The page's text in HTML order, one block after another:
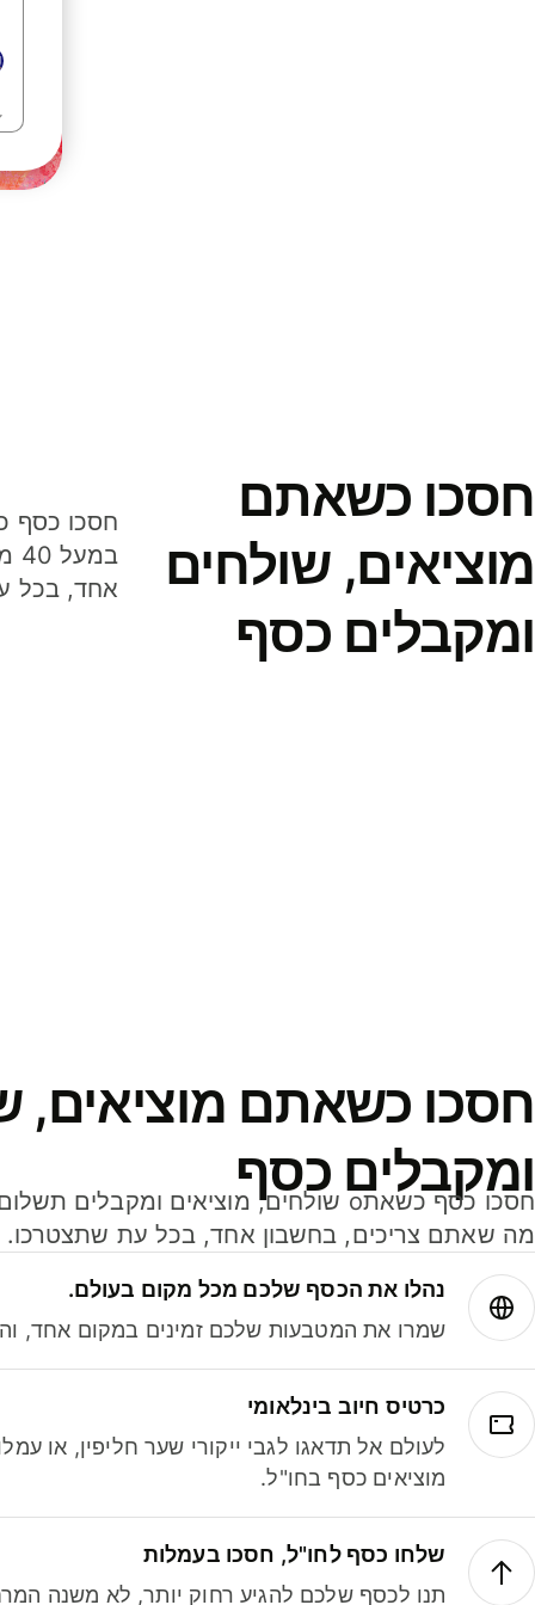
חסכו כשאתם
מוציאים, שולחים
ומקבלים כסף
אחד, בכל
חסכו כשאתם מוציאים,
ומקבלים כסף
מה שאתם צריכים, בחשבון אחד, בכל עת שתצטרכו.
נהלו את הכסף שלכם מכל מקום בעולם.
שמרו את המטבעות שלכם זמינים במקום אחד,
כרטיס חיוב בינלאומי
לעולם אל תדאגו לגבי ייקורי שער חליפין, או
מוציאים כסף בחו"ל.
שלחו כסף לחו"ל, חסכו בעמלות
תנו לכסף שלכם להגיע רחוק יותר, לא משנה